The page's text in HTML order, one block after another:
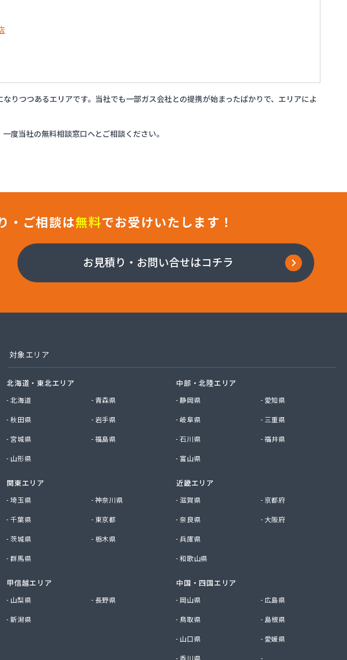
YAVNE・HOUVIN）
会社 広島支店
会社 備後営業所
ポ
ス基地
業所
りつつあるエリアです。当社でも一部ガス会社との提携が始まったばかりで、エリアによ
度当社の無料相談窓口へとご相談ください。
・ご相談は無料でお受けいたします！
お見積り・お問い合せはコチラ
対象エリア
北海道・東北エリア
北海道
青森県
秋田県
岩手県
宮城県
福島県
山形県
関東エリア
埼玉県
神奈川県
千葉県
東京都
茨城県
栃木県
群馬県
甲信越エリア
山梨県
長野県
新潟県
中部・北陸エリア
静岡県
愛知県
岐阜県
三重県
石川県
福井県
富山県
近畿エリア
滋賀県
京都府
奈良県
大阪府
兵庫県
和歌山県
中国・四国エリア
岡山県
広島県
鳥取県
島根県
山口県
愛媛県